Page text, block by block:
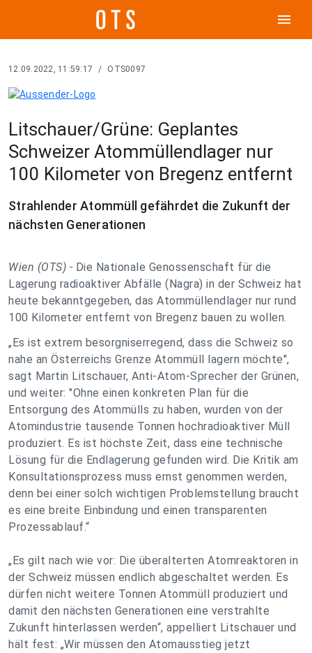
menu
12.09.2022, 11:59:17 / OTS0097
Litschauer/Grüne: Geplantes
Schweizer Atommüllendlager nur
100 Kilometer von Bregenz entfernt
Strahlender Atommüll gefährdet die Zukunft der
nächsten Generationen
Wien (OTS) - Die Nationale Genossenschaft für die
Lagerung radioaktiver Abfälle (Nagra) in der Schweiz hat
heute bekanntgegeben, das Atommüllendlager nur rund
100 Kilometer entfernt von Bregenz bauen zu wollen.
„Es ist extrem besorgniserregend, dass die Schweiz so
nahe an Österreichs Grenze Atommüll lagern möchte",
sagt Martin Litschauer, Anti-Atom-Sprecher der Grünen,
und weiter: "Ohne einen konkreten Plan für die
Entsorgung des Atommülls zu haben, wurden von der
Atomindustrie tausende Tonnen hochradioaktiver Müll
produziert. Es ist höchste Zeit, dass eine technische
Lösung für die Endlagerung gefunden wird. Die Kritik am
Konsultationsprozess muss ernst genommen werden,
denn bei einer solch wichtigen Problemstellung braucht
es eine breite Einbindung und einen transparenten
Prozessablauf.“
„Es gilt nach wie vor: Die überalterten Atomreaktoren in
der Schweiz müssen endlich abgeschaltet werden. Es
dürfen nicht weitere Tonnen Atommüll produziert und
damit den nächsten Generationen eine verstrahlte
Zukunft hinterlassen werden“, appelliert Litschauer und
hält fest: „Wir müssen den Atomausstieg jetzt